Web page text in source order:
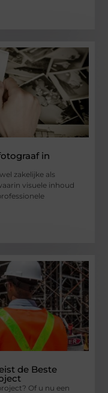
in
zakelijke als
visuele inhoud
de Beste
Of u nu een